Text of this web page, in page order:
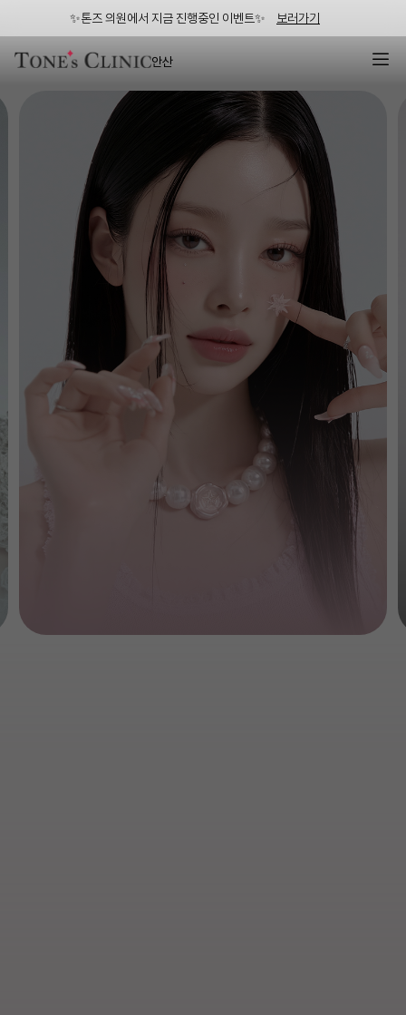
✨톤즈 의원에서 지금 진행중인 이벤트✨ 보러가기
안산
안산 피부과 톤즈의원